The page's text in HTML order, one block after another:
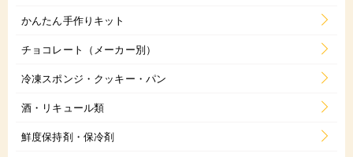
かんたん手作りキット
チョコレート（メーカー別）
冷凍スポンジ・クッキー・パン
酒・リキュール類
鮮度保持剤・保冷剤